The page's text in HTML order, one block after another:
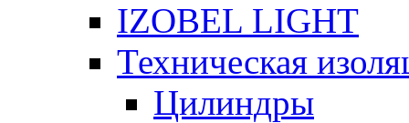
IZOBEL LIGHT
Техническая
Цилиндры